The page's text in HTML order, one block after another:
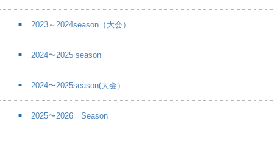
2023～2024season（大会）
2024〜2025 season
2024〜2025season(大会）
2025〜2026 Season